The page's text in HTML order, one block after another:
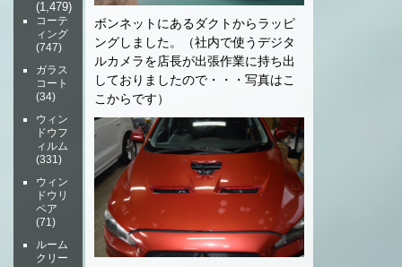
ボンネットにあるダクトからラッピ
ングしました。（社内で使うデジタ
ルカメラを店長が出張作業に持ち出
しておりましたので・・・写真はこ
こからです）
(1,479)
コーテ
ィング
(747)
ガラス
コート
(34)
ウィン
ドウフ
ィルム
(331)
ウィン
ドウリ
ペア
(71)
ルーム
クリー